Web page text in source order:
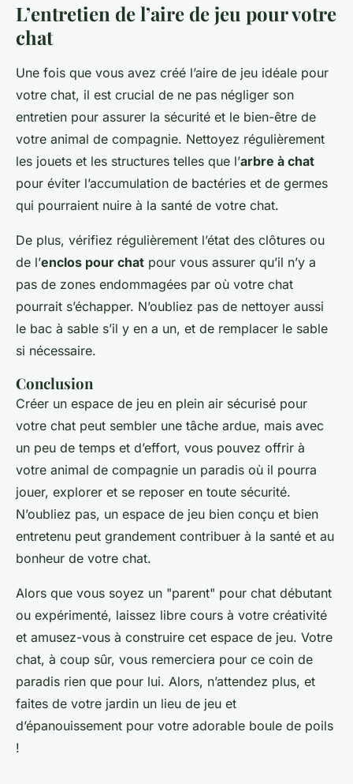
L’entretien de l’aire de jeu pour votre
chat
Une fois que vous avez créé l’aire de jeu idéale pour
votre chat, il est crucial de ne pas négliger son
entretien pour assurer la sécurité et le bien-être de
votre animal de compagnie. Nettoyez régulièrement
les jouets et les structures telles que l’arbre à chat
pour éviter l’accumulation de bactéries et de germes
qui pourraient nuire à la santé de votre chat.
De plus, vérifiez régulièrement l’état des clôtures ou
de l’enclos pour chat pour vous assurer qu’il n’y a
pas de zones endommagées par où votre chat
pourrait s’échapper. N’oubliez pas de nettoyer aussi
le bac à sable s’il y en a un, et de remplacer le sable
si nécessaire.
Conclusion
Créer un espace de jeu en plein air sécurisé pour
votre chat peut sembler une tâche ardue, mais avec
un peu de temps et d’effort, vous pouvez offrir à
votre animal de compagnie un paradis où il pourra
jouer, explorer et se reposer en toute sécurité.
N’oubliez pas, un espace de jeu bien conçu et bien
entretenu peut grandement contribuer à la santé et au
bonheur de votre chat.
Alors que vous soyez un "parent" pour chat débutant
ou expérimenté, laissez libre cours à votre créativité
et amusez-vous à construire cet espace de jeu. Votre
chat, à coup sûr, vous remerciera pour ce coin de
paradis rien que pour lui. Alors, n’attendez plus, et
faites de votre jardin un lieu de jeu et
d’épanouissement pour votre adorable boule de poils
!